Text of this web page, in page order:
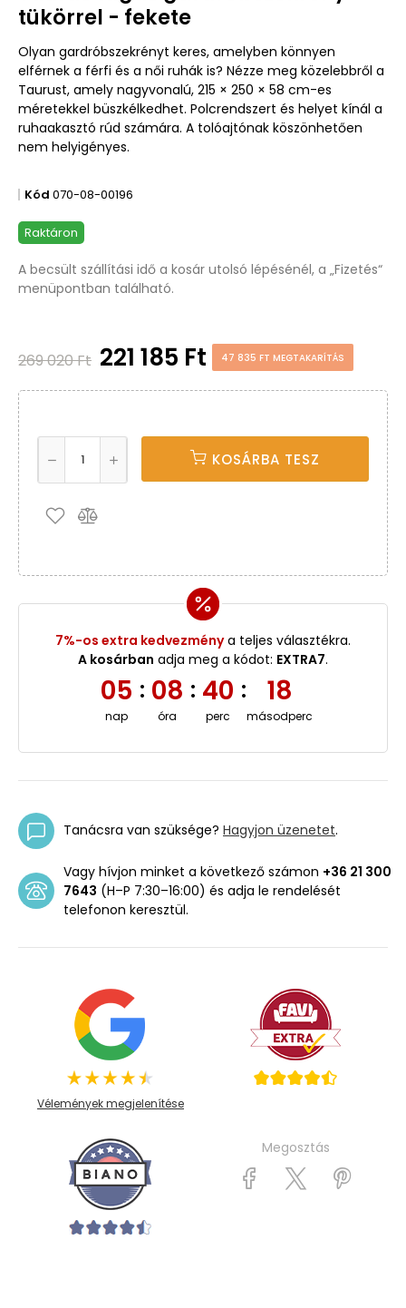
tükörrel - fekete
Olyan gardróbszekrényt keres, amelyben könnyen
elférnek a férfi és a női ruhák is? Nézze meg közelebbről a
Taurust, amely nagyvonalú, 215 × 250 × 58 cm-es
méretekkel büszkélkedhet. Polcrendszert és helyet kínál a
ruhaakasztó rúd számára. A tolóajtónak köszönhetően
nem helyigényes.
Kód 070-08-00196
Raktáron
A becsült szállítási idő a kosár utolsó lépésénél, a „Fizetés“
menüpontban található.
269 020 Ft 221 185 Ft 47 835 FT MEGTAKARÍTÁS
KOSÁRBA TESZ
7%-os extra kedvezménya teljes választékra.
A kosárban adja meg a kódot: EXTRA7.
05
nap
: 08
óra
: 40
perc
: 17
másodperc
Tanácsra van szüksége? Hagyjon üzenetet.
Vagy hívjon minket a következő számon +36 21 300
7643 (H–P 7:30–16:00) és adja le rendelését
telefonon keresztül.
Vélemények megjelenítése
Megosztás